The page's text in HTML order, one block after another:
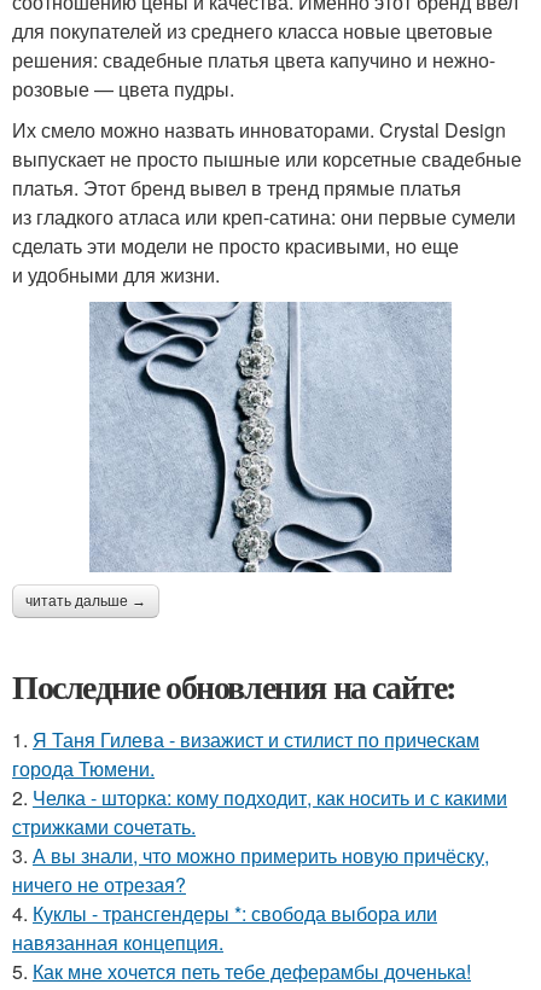
для покупателей из среднего класса новые цветовые
решения: свадебные платья цвета капучино и нежно-
розовые — цвета пудры.
Их смело можно назвать инноваторами. Crystal Design
выпускает не просто пышные или корсетные свадебные
платья. Этот бренд вывел в тренд прямые платья
из гладкого атласа или креп-сатина: они первые сумели
сделать эти модели не просто красивыми, но еще
и удобными для жизни.
читать дальше →
Последние обновления на сайте:
1. Я Таня Гилева - визажист и стилист по прическам
города Тюмени.
2. Челка - шторка: кому подходит, как носить и с какими
стрижками сочетать.
3. А вы знали, что можно примерить новую причёску,
ничего не отрезая?
4. Куклы - трансгендеры *: свобода выбора или
навязанная концепция.
5. Как мне хочется петь тебе деферамбы доченька!